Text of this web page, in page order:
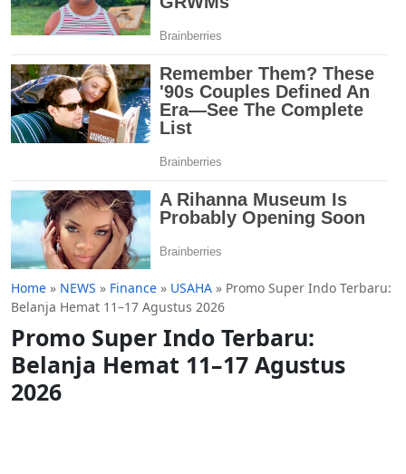
Home » NEWS » Finance » USAHA » Promo Super Indo Terbaru:
Belanja Hemat 11–17 Agustus 2026
Promo Super Indo Terbaru:
Belanja Hemat 11–17 Agustus
2026